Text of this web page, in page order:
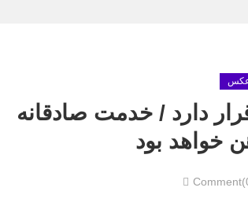
عکس
دارد / خدمت صادقانه
خواهد بود